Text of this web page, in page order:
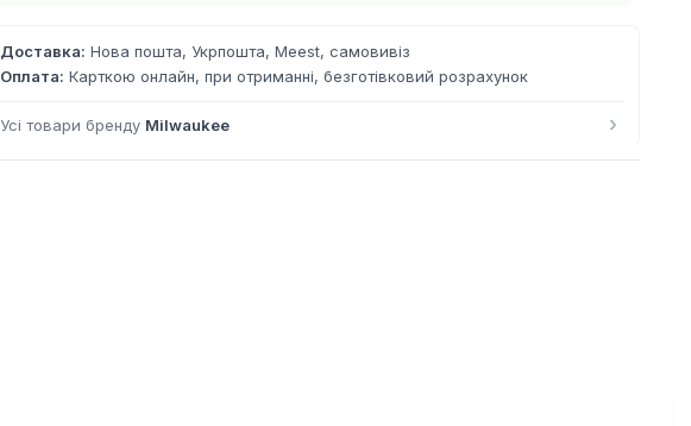
Доставка: Нова пошта, Укрпошта, Meest, самовивіз
Оплата: Карткою онлайн, при отриманні, безготівковий розрахунок
Усі товари бренду Milwaukee ›